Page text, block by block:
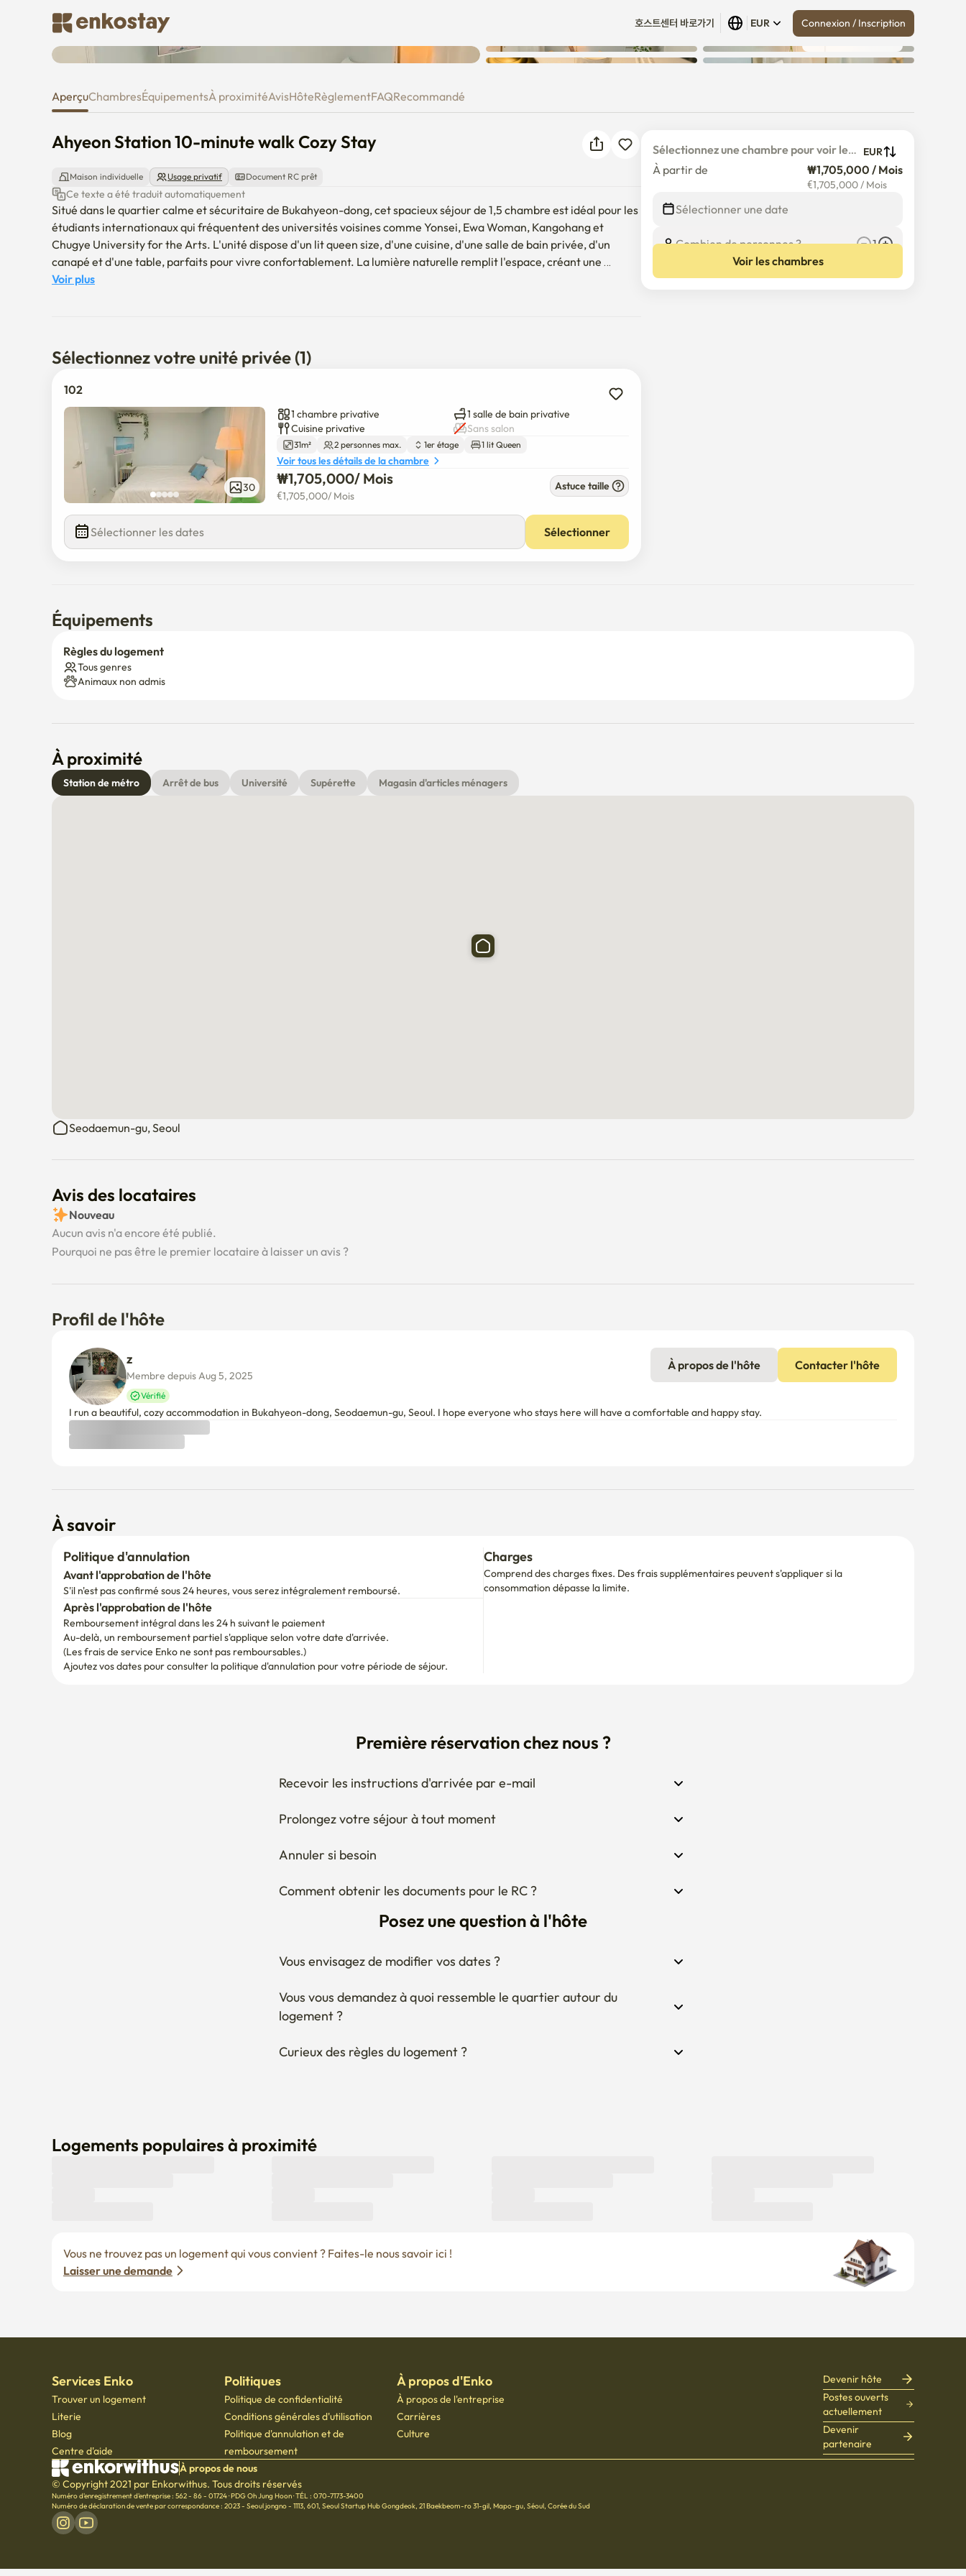
호스트센터 바로가기 EUR Connexion / Inscription
Ahyeon Station 10-minute walk Cozy Stay
Tout afficher (30)
AperçuChambresÉquipementsÀ proximitéAvisHôteRèglementFAQRecommandé
Ahyeon Station 10-minute walk Cozy Stay
Maison individuelle Usage privatif Document RC prêt
Ce texte a été traduit automatiquement
Situé dans le quartier calme et sécuritaire de Bukahyeon-dong, cet spacieux séjour de 1,5 chambre est idéal pour les
étudiants internationaux qui fréquentent des universités voisines comme Yonsei, Ewa Woman, Kangohang et
Chugye University for the Arts. L'unité dispose d'un lit queen size, d'une cuisine, d'une salle de bain privée, d'un
canapé et d'une table, parfaits pour vivre confortablement. La lumière naturelle remplit l'espace, créant une
atmosphère lumineuse et propre. Il est également proche d'institutions publiques clés comme le bureau de district
Voir plus
Sélectionnez votre unité privée (1)
102
30
1 chambre privative
1 salle de bain privative
Cuisine privative
Sans salon
31m² 2 personnes max. 1er étage 1 lit Queen
Voir tous les détails de la chambre
₩1,705,000/ Mois
€1,705,000/ Mois
Astuce taille
Sélectionner les dates Sélectionner
Sélectionnez une chambre pour voir le
prix détaillé
EUR
À partir de ₩1,705,000 / Mois
€1,705,000/ Mois
Sélectionner une date
Combien de personnes ?
1
Voir les chambres
Équipements
Règles du logement
Tous genres
Animaux non admis
À proximité
Station de métro Arrêt de bus Université Supérette Magasin d'articles ménagers
Seodaemun-gu, Seoul
Avis des locataires
Nouveau
Aucun avis n'a encore été publié.
Pourquoi ne pas être le premier locataire à laisser un avis ?
Profil de l'hôte
Membre depuis Aug 5, 2025
Vérifié
À propos de l'hôte Contacter l'hôte
I run a beautiful, cozy accommodation in Bukahyeon-dong, Seodaemun-gu, Seoul. I hope everyone who stays here will have a comfortable and happy stay.
À savoir
Politique d'annulation
S'il n'est pas confirmé sous 24 heures, vous serez intégralement remboursé.
Après l'approbation de l'hôte
Remboursement intégral dans les 24 h suivant le paiement
Au-delà, un remboursement partiel s'applique selon votre date d'arrivée.
(Les frais de service Enko ne sont pas remboursables.)
Ajoutez vos dates pour consulter la politique d'annulation pour votre période de séjour.
consommation dépasse la limite.
Recevoir les instructions d'arrivée par e-mail
Prolongez votre séjour à tout moment
Annuler si besoin
Comment obtenir les documents pour le RC ?
Posez une question à l'hôte
Vous envisagez de modifier vos dates ?
Vous vous demandez à quoi ressemble le quartier autour du
Curieux des règles du logement ?
Literie
Blog
Centre d'aide
Conditions générales d'utilisation
Politique d'annulation et de
remboursement
À propos de l'entreprise
Carrières
Culture
actuellement
Devenir
partenaire
À propos de nous
© Copyright 2021 par Enkorwithus. Tous droits réservés
Numéro d'enregistrement d'entreprise : 562 - 86 - 01724·PDG Oh Jung Hoon
Numéro de déclaration de vente par correspondance : 2023 - Seoul jongno - 1113
survenue. Veuillez réessayer.